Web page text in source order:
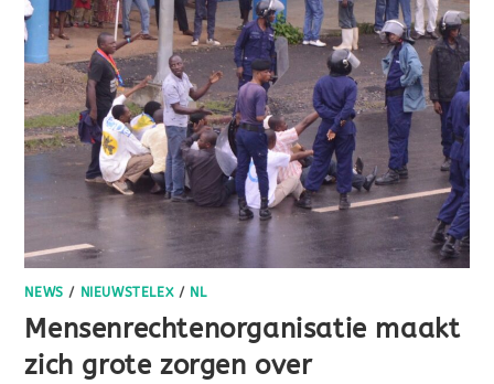
NEWS / NIEUWSTELEX/ NL
Mensenrechtenorganisatie maakt
zich grote zorgen over